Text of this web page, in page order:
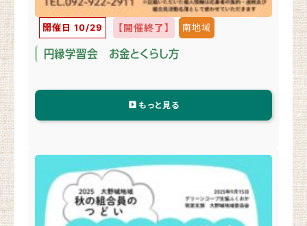
開催日 10/29 【開催終了】 南地域
円縁学習会 お金とくらし方
もっと見る